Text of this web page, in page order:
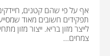
אף על פי שהם קטנים,
תפקידים חשובים מאוד
לייצר מזון בריא. ייצור מזון
צמחים...